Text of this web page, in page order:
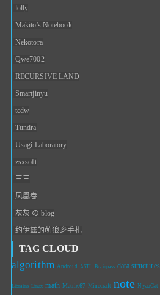
lolly
Makito's Notebook
Nekotora
Qwe7002
RECURSIVE LAND
Smartjinyu
tcdw
Tundra
Usagi Laboratory
zsxsoft
三三
凤凰卷
灰灰 の blog
约伊兹的萌狼乡手札
TAG CLOUD
algorithm Android ASTL Brainpass data structures
Librains Linux math Matrix67 Minecraft note NyaaCat